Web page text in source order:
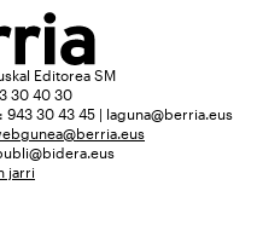
Editorea SM
30 40 30
943 30 43 45 | laguna@berria.eus
jarri